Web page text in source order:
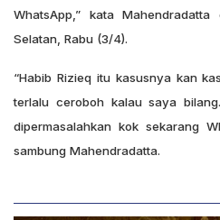
WhatsApp,” kata
Selatan, Rabu (3/4).
“Habib Rizieq itu kasusnya kan
terlalu ceroboh kalau saya
dipermasalahkan kok sekarang
sambung Mahendradatta.